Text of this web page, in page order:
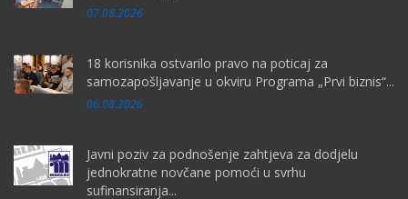
07.08.2026
18 korisnika ostvarilo pravo na poticaj za
samozapošljavanje u okviru Programa „Prvi biznis“...
06.08.2026
Javni poziv za podnošenje zahtjeva za dodjelu
jednokratne novčane pomoći u svrhu
sufinansiranja...